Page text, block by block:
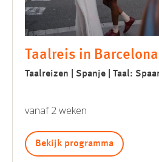
Taalreis in Barcelona
Taalreizen | Spanje | Taal:
vanaf 2 weken
Bekijk programma